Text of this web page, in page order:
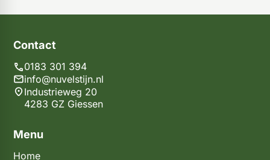
Menu
Home
Contact
0183 301 394
info@nuvelstijn.nl
Industrieweg 20
4283 GZ Giessen